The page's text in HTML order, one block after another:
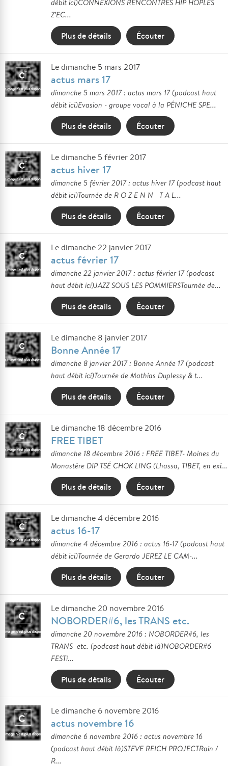
débit ici)CONNEXIONS RENCONTRES HIP HOPLES
Z’EC...
Plus de détails Écouter
Le dimanche 5 mars 2017
actus mars 17
dimanche 5 mars 2017 : actus mars 17 (podcast haut
débit ici)Evasion - groupe vocal à la PÉNICHE SPE...
Plus de détails Écouter
Le dimanche 5 février 2017
actus hiver 17
dimanche 5 février 2017 : actus hiver 17 (podcast haut
débit ici)Tournée de R O Z E N N T A L...
Plus de détails Écouter
Le dimanche 22 janvier 2017
actus février 17
dimanche 22 janvier 2017 : actus février 17 (podcast
haut débit ici)JAZZ SOUS LES POMMIERSTournée de...
Plus de détails Écouter
Le dimanche 8 janvier 2017
Bonne Année 17
dimanche 8 janvier 2017 : Bonne Année 17 (podcast
haut débit ici)Tournée de Mathias Duplessy & t...
Plus de détails Écouter
Le dimanche 18 décembre 2016
FREE TIBET
dimanche 18 décembre 2016 : FREE TIBET- Moines du
Monastère DIP TSÉ CHOK LING (Lhassa, TIBET, en exi...
Plus de détails Écouter
Le dimanche 4 décembre 2016
actus 16-17
dimanche 4 décembre 2016 : actus 16-17 (podcast haut
débit ici)Tournée de Gerardo JEREZ LE CAM-...
Plus de détails Écouter
Le dimanche 20 novembre 2016
NOBORDER#6, les TRANS etc.
dimanche 20 novembre 2016 : NOBORDER#6, les
TRANS etc. (podcast haut débit là)NOBORDER#6
FESTi...
Plus de détails Écouter
Le dimanche 6 novembre 2016
actus novembre 16
dimanche 6 novembre 2016 : actus novembre 16
(podcast haut débit là)STEVE REICH PROJECTRain /
R...